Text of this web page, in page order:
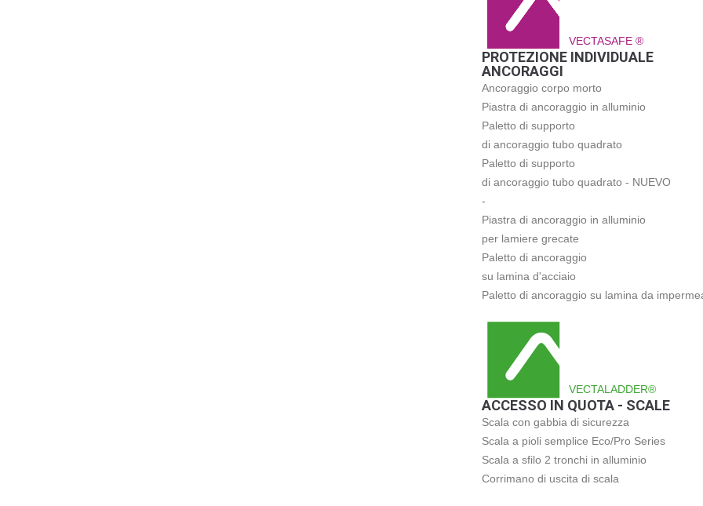
VECTASAFE ®
PROTEZIONE INDIVIDUALE
ANCORAGGI
Ancoraggio corpo morto
Piastra di ancoraggio in alluminio
Paletto di supporto
di ancoraggio tubo quadrato
Paletto di supporto
di ancoraggio tubo quadrato - NUEVO
-
Piastra di ancoraggio in alluminio
per lamiere grecate
Paletto di ancoraggio
su lamina d'acciaio
Paletto di ancoraggio su lamina da
VECTALADDER®
ACCESSO IN QUOTA - SCALE
Scala con gabbia di sicurezza
Scala a pioli semplice Eco/Pro Series
Scala a sfilo 2 tronchi in alluminio
Corrimano di uscita di scala